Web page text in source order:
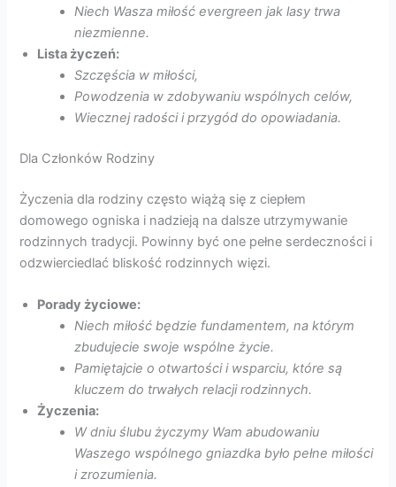
Niech Wasza miłość evergreen jak lasy trwa
niezmienne.
Lista życzeń:
Szczęścia w miłości,
Powodzenia w zdobywaniu wspólnych celów,
Wiecznej radości i przygód do opowiadania.
Dla Członków Rodziny
Życzenia dla rodziny często wiążą się z ciepłem
domowego ogniska i nadzieją na dalsze utrzymywanie
rodzinnych tradycji. Powinny być one pełne serdeczności i
odzwierciedlać bliskość rodzinnych więzi.
Porady życiowe:
Niech miłość będzie fundamentem, na którym
zbudujecie swoje wspólne życie.
Pamiętajcie o otwartości i wsparciu, które są
kluczem do trwałych relacji rodzinnych.
Życzenia:
W dniu ślubu życzymy Wam abudowaniu
Waszego wspólnego gniazdka było pełne miłości
i zrozumienia.